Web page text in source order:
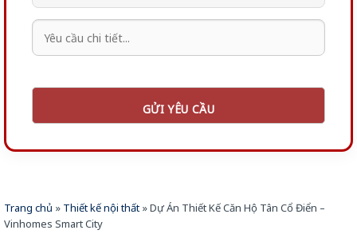
Trang chủ » Thiết kế nội thất »Dự Án Thiết Kế Căn Hộ Tân Cổ Điển –
Vinhomes Smart City